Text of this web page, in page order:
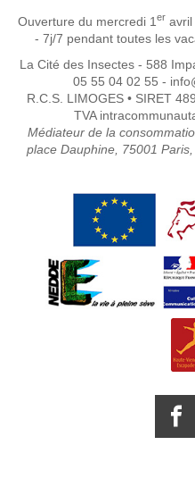
Ouverture du mercredi 1 er avril
- 7j/7 pendant toutes les
La Cité des Insectes - 588
05 55 04 02 55 -
R.C.S. LIMOGES • SIRET
TVA
Médiateur de la
place Dauphine, 75001 Paris,